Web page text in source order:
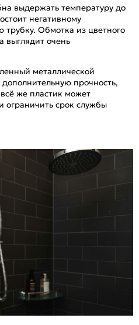
выдержать температуру до
негативному
Обмотка из цветного
выглядит очень
металлической
прочность,
же пластик может
ограничить срок службы